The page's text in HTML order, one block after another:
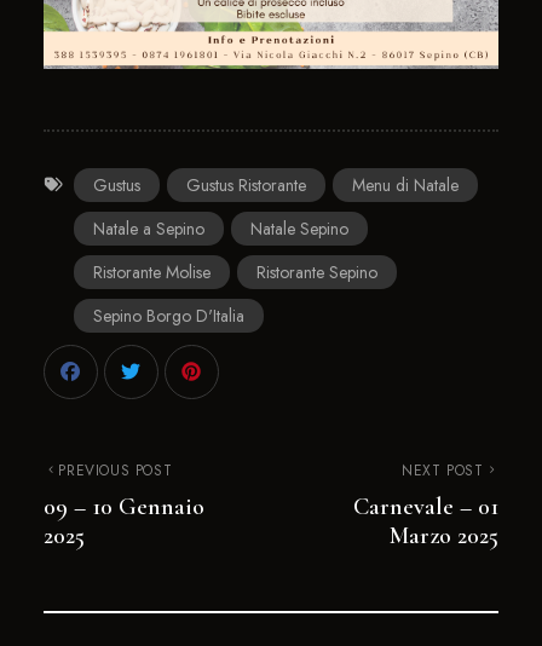
Gustus Gustus Ristorante
Menu di Natale
Natale a Sepino
Natale Sepino
Ristorante Molise
Ristorante Sepino
Sepino Borgo D'Italia
PREVIOUS POST
09 – 10 Gennaio
2025
NEXT POST
Carnevale – 01
Marzo 2025